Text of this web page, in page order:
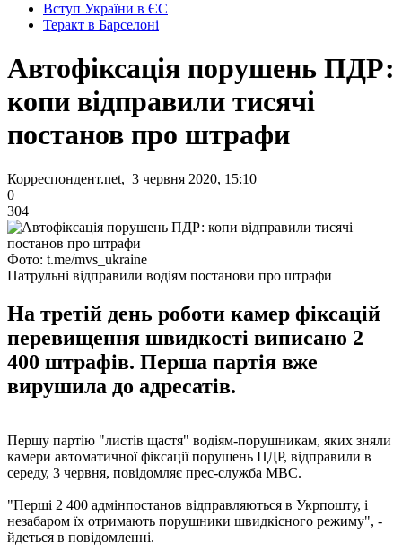
Вступ України в ЄС
Теракт в Барселоні
Автофіксація порушень ПДР:
копи відправили тисячі
постанов про штрафи
Корреспондент.net, 3 червня 2020, 15:10
0
304
Фото: t.me/mvs_ukraine
Патрульні відправили водіям постанови про штрафи
На третій день роботи камер фіксацій
перевищення швидкості виписано 2
400 штрафів. Перша партія вже
вирушила до адресатів.
Першу партію "листів щастя" водіям-порушникам, яких зняли
камери автоматичної фіксації порушень ПДР, відправили в
середу, 3 червня, повідомляє прес-служба МВС.
"Перші 2 400 адмінпостанов відправляються в Укрпошту, і
незабаром їх отримають порушники швидкісного режиму", -
йдеться в повідомленні.